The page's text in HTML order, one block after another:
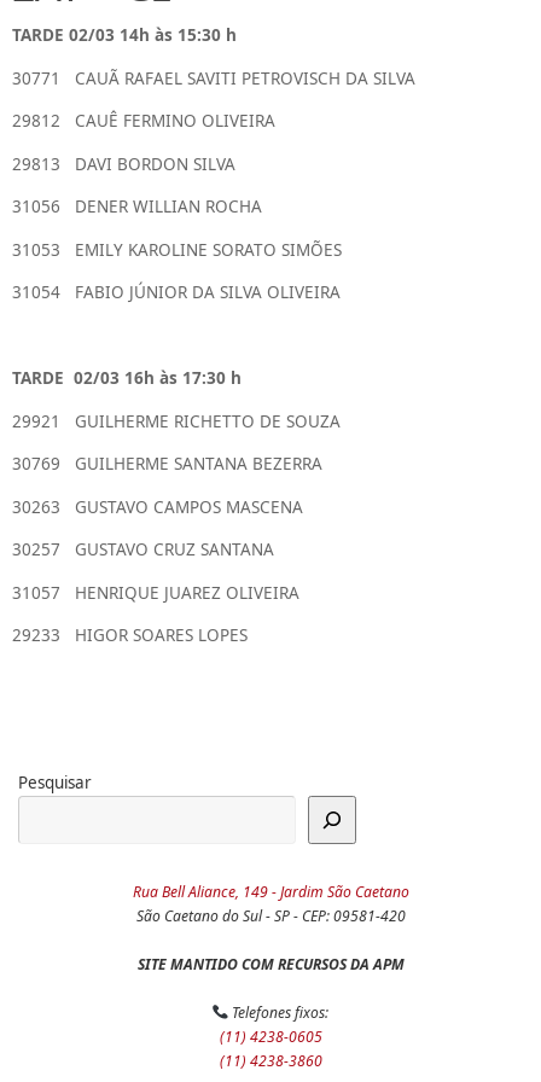
TARDE 02/03 14h às 15:30 h
30771 CAUÃ RAFAEL SAVITI PETROVISCH DA SILVA
29812 CAUÊ FERMINO OLIVEIRA
29813 DAVI BORDON SILVA
31056 DENER WILLIAN ROCHA
31053 EMILY KAROLINE SORATO SIMÕES
31054 FABIO JÚNIOR DA SILVA OLIVEIRA
TARDE 02/03 16h às 17:30 h
29921 GUILHERME RICHETTO DE SOUZA
30769 GUILHERME SANTANA BEZERRA
30263 GUSTAVO CAMPOS MASCENA
30257 GUSTAVO CRUZ SANTANA
31057 HENRIQUE JUAREZ OLIVEIRA
29233 HIGOR SOARES LOPES
Pesquisar
Rua Bell Aliance, 149 - Jardim São Caetano
São Caetano do Sul - SP - CEP: 09581-420
SITE MANTIDO COM RECURSOS DA APM
Telefones fixos:
(11) 4238-0605
(11) 4238-3860